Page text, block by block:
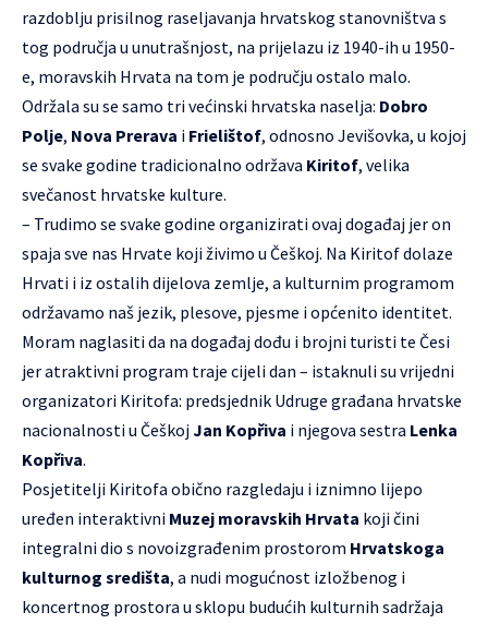
razdoblju prisilnog raseljavanja hrvatskog stanovništva s
tog područja u unutrašnjost, na prijelazu iz 1940-ih u 1950-
e, moravskih Hrvata na tom je području ostalo malo.
Održala su se samo tri većinski hrvatska naselja: Dobro
Polje, Nova Prerava i Frielištof, odnosno Jevišovka, u kojoj
se svake godine tradicionalno održava Kiritof, velika
svečanost hrvatske kulture.
– Trudimo se svake godine organizirati ovaj događaj jer on
spaja sve nas Hrvate koji živimo u Češkoj. Na Kiritof dolaze
Hrvati i iz ostalih dijelova zemlje, a kulturnim programom
održavamo naš jezik, plesove, pjesme i općenito identitet.
Moram naglasiti da na događaj dođu i brojni turisti te Česi
jer atraktivni program traje cijeli dan – istaknuli su vrijedni
organizatori Kiritofa: predsjednik Udruge građana hrvatske
nacionalnosti u ČeškojJan Kopřiva i njegova sestra Lenka
Kopřiva.
Posjetitelji Kiritofa obično razgledaju i iznimno lijepo
uređen interaktivni Muzej moravskih Hrvata koji čini
integralni dio s novoizgrađenim prostorom Hrvatskoga
kulturnog središta, a nudi mogućnost izložbenog i
koncertnog prostora u sklopu budućih kulturnih sadržaja